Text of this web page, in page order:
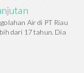
Air di PT Riau
dari 17 tahun. Dia